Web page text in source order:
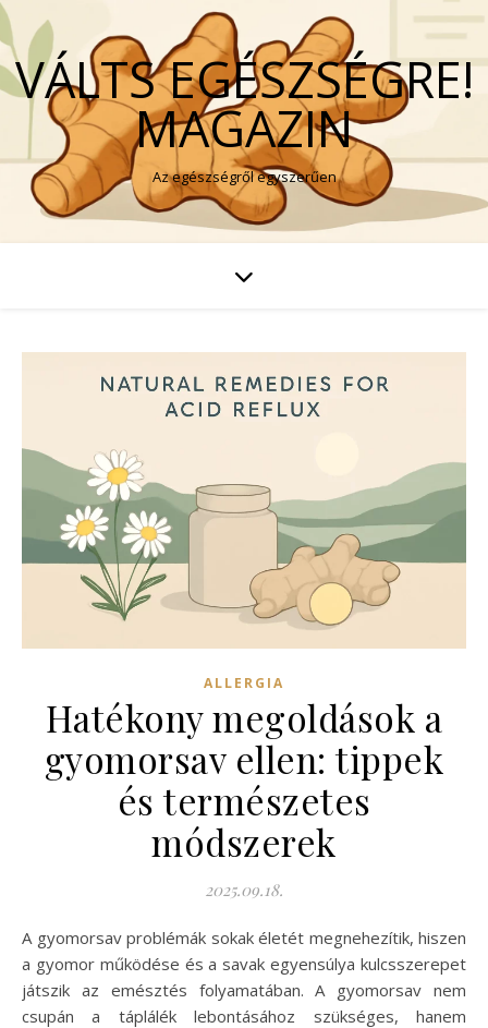
VÁLTS EGÉSZSÉGRE!
MAGAZIN
Az egészségről egyszerűen
ALLERGIA
Hatékony megoldások a
gyomorsav ellen: tippek
és természetes
módszerek
2025.09.18.
A gyomorsav problémák sokak életét megnehezítik, hiszen
a gyomor működése és a savak egyensúlya kulcsszerepet
játszik az emésztés folyamatában. A gyomorsav nem
csupán a táplálék lebontásához szükséges, hanem